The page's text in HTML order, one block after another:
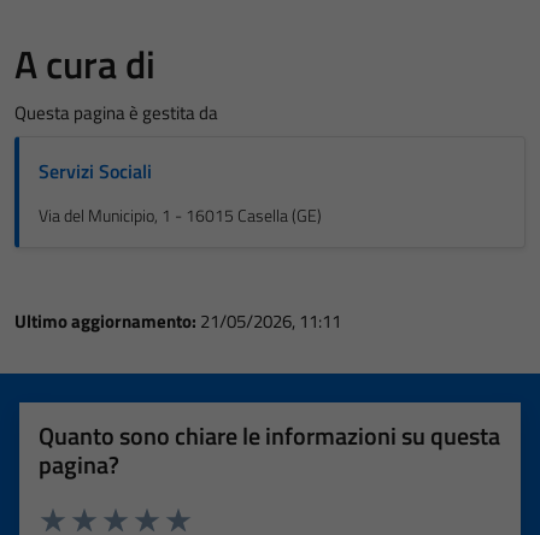
A cura di
Questa pagina è gestita da
Servizi Sociali
Via del Municipio, 1 - 16015 Casella (GE)
Ultimo aggiornamento: 21/05/2026, 11:11
Quanto sono chiare le informazioni su questa
pagina?